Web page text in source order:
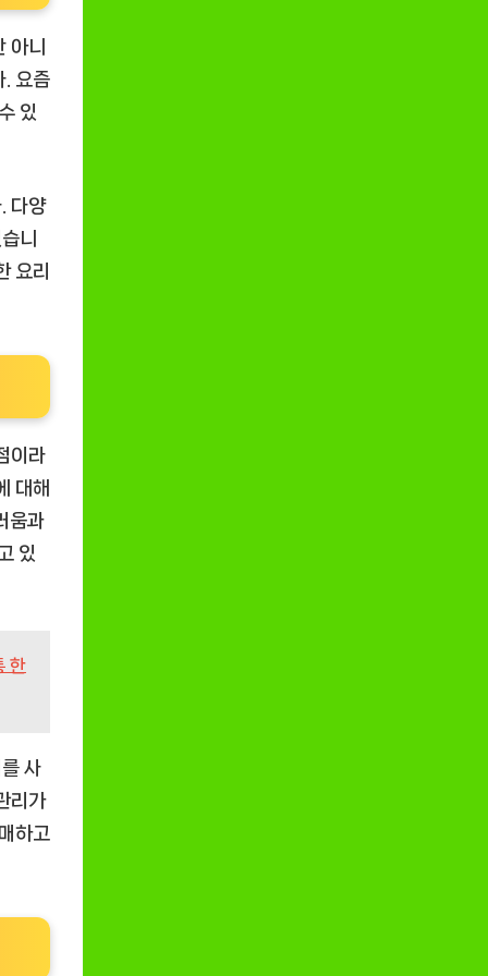
아니
. 요즘
있
다양
니
요리
이라
대해
움과
있
한
사
리가
하고